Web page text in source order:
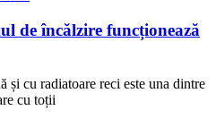
de încălzire funcționează
și cu radiatoare reci este una dintre
cu toții